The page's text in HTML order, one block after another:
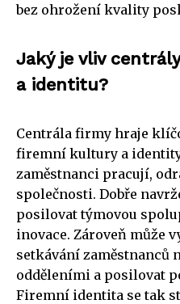
bez ohrožení kvality
Jaký je vliv
a identitu?
Centrála firmy hraje
firemní kultury a
zaměstnanci pracují,
společnosti. Dobře
posilovat týmovou
inovace. Zároveň může
setkávání zaměstnanců
odděleními a posilovat
Firemní identita se tak